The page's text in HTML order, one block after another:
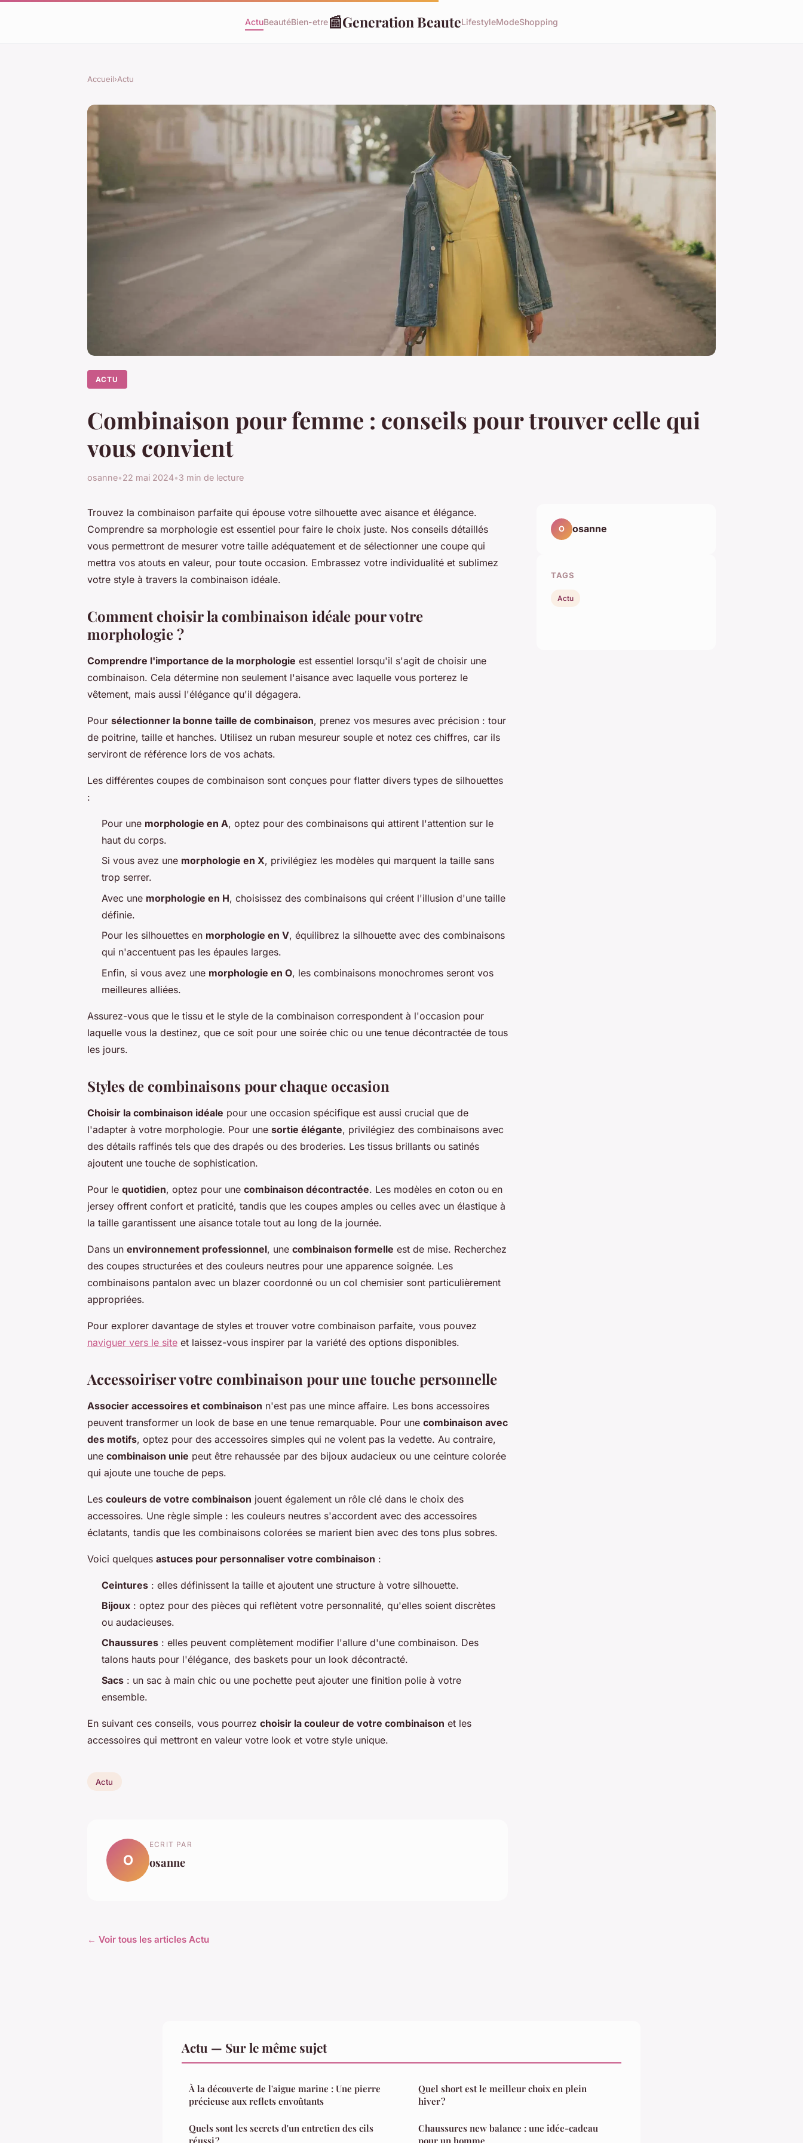
ActuBeautéBien-etre📰Generation BeauteLifestyleModeShopping
Accueil›Actu
ACTU
Combinaison pour femme : conseils pour trouver celle qui
vous convient
osanne•22 mai 2024•3 min de lecture
Trouvez la combinaison parfaite qui épouse votre silhouette avec aisance et élégance.
Comprendre sa morphologie est essentiel pour faire le choix juste. Nos conseils détaillés
vous permettront de mesurer votre taille adéquatement et de sélectionner une coupe qui
mettra vos atouts en valeur, pour toute occasion. Embrassez votre individualité et sublimez
votre style à travers la combinaison idéale.
Comment choisir la combinaison idéale pour votre
morphologie ?
Comprendre l'importance de la morphologie est essentiel lorsqu'il s'agit de choisir une
combinaison. Cela détermine non seulement l'aisance avec laquelle vous porterez le
vêtement, mais aussi l'élégance qu'il dégagera.
Pour sélectionner la bonne taille de combinaison, prenez vos mesures avec précision : tour
de poitrine, taille et hanches. Utilisez un ruban mesureur souple et notez ces chiffres, car ils
serviront de référence lors de vos achats.
Les différentes coupes de combinaison sont conçues pour flatter divers types de silhouettes
:
Pour une morphologie en A, optez pour des combinaisons qui attirent l'attention sur le
haut du corps.
Si vous avez une morphologie en X, privilégiez les modèles qui marquent la taille sans
trop serrer.
Avec une morphologie en H, choisissez des combinaisons qui créent l'illusion d'une taille
définie.
Pour les silhouettes en morphologie en V, équilibrez la silhouette avec des combinaisons
qui n'accentuent pas les épaules larges.
Enfin, si vous avez une morphologie en O, les combinaisons monochromes seront vos
meilleures alliées.
Assurez-vous que le tissu et le style de la combinaison correspondent à l'occasion pour
laquelle vous la destinez, que ce soit pour une soirée chic ou une tenue décontractée de tous
les jours.
Styles de combinaisons pour chaque occasion
Choisir la combinaison idéale pour une occasion spécifique est aussi crucial que de
l'adapter à votre morphologie. Pour une sortie élégante, privilégiez des combinaisons avec
des détails raffinés tels que des drapés ou des broderies. Les tissus brillants ou satinés
ajoutent une touche de sophistication.
Pour le quotidien, optez pour une combinaison décontractée. Les modèles en coton ou en
jersey offrent confort et praticité, tandis que les coupes amples ou celles avec un élastique à
la taille garantissent une aisance totale tout au long de la journée.
Dans un environnement professionnel, une combinaison formelle est de mise. Recherchez
des coupes structurées et des couleurs neutres pour une apparence soignée. Les
combinaisons pantalon avec un blazer coordonné ou un col chemisier sont particulièrement
appropriées.
Pour explorer davantage de styles et trouver votre combinaison parfaite, vous pouvez
naviguer vers le site et laissez-vous inspirer par la variété des options disponibles.
Accessoiriser votre combinaison pour une touche personnelle
Associer accessoires et combinaison n'est pas une mince affaire. Les bons accessoires
peuvent transformer un look de base en une tenue remarquable. Pour une combinaison avec
des motifs, optez pour des accessoires simples qui ne volent pas la vedette. Au contraire,
une combinaison unie peut être rehaussée par des bijoux audacieux ou une ceinture colorée
qui ajoute une touche de peps.
Les couleurs de votre combinaison jouent également un rôle clé dans le choix des
accessoires. Une règle simple : les couleurs neutres s'accordent avec des accessoires
éclatants, tandis que les combinaisons colorées se marient bien avec des tons plus sobres.
Voici quelques astuces pour personnaliser votre combinaison :
Ceintures : elles définissent la taille et ajoutent une structure à votre silhouette.
Bijoux : optez pour des pièces qui reflètent votre personnalité, qu'elles soient discrètes
ou audacieuses.
Chaussures : elles peuvent complètement modifier l'allure d'une combinaison. Des
talons hauts pour l'élégance, des baskets pour un look décontracté.
Sacs : un sac à main chic ou une pochette peut ajouter une finition polie à votre
ensemble.
En suivant ces conseils, vous pourrez choisir la couleur de votre combinaison et les
accessoires qui mettront en valeur votre look et votre style unique.
Actu
O
ECRIT PAR
osanne
← Voir tous les articles Actu
O osanne
TAGS
Actu
Actu — Sur le même sujet
À la découverte de l'aigue marine : Une pierre
précieuse aux reflets envoûtants
Quels sont les secrets d'un entretien des cils
Quel short est le meilleur choix en plein
hiver ?
Chaussures new balance : une idée-cadeau